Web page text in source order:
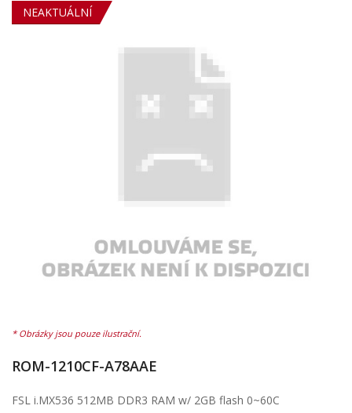
NEAKTUÁLNÍ
ROM-1210CF-A78AAE
FSL i.MX536 512MB DDR3 RAM w/ 2GB flash 0~60C